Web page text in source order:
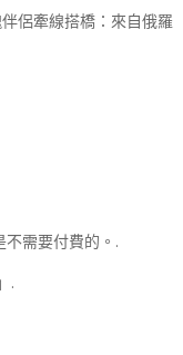
侶牽線搭橋：來自俄羅
不需要付費的。.
.